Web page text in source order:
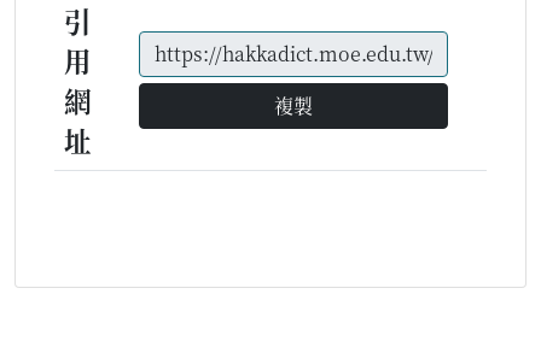
引
用
網
址
複製